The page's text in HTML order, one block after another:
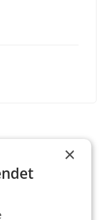
- Presserat
zu den
×